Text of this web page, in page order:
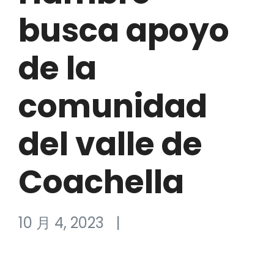
busca apoyo
de la
comunidad
del valle de
Coachella
10 月 4, 2023 |